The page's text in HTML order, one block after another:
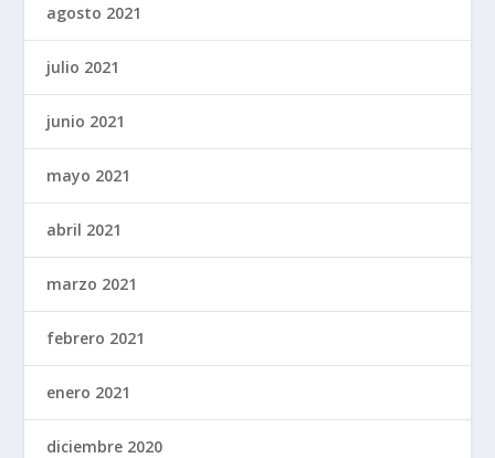
agosto 2021
julio 2021
junio 2021
mayo 2021
abril 2021
marzo 2021
febrero 2021
enero 2021
diciembre 2020